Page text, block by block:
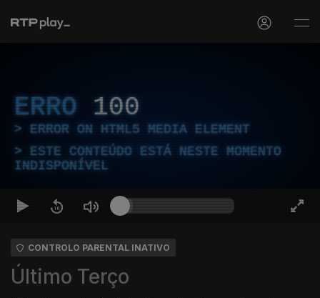
ERRO 100
ERROR ON HTML5 MEDIA ELEMENT
ESTE CONTEÚDO ESTÁ NESTE MOMENTO
INDISPONÍVEL
CONTROLO PARENTAL INATIVO
Último Terço